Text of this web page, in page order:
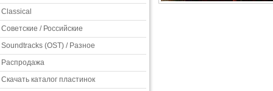
Classical
Советские / Российские
Soundtracks (OST) / Разное
Распродажа
Скачать каталог пластинок